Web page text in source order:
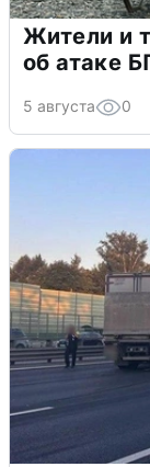
Жители и
об атаке
5 августа 0